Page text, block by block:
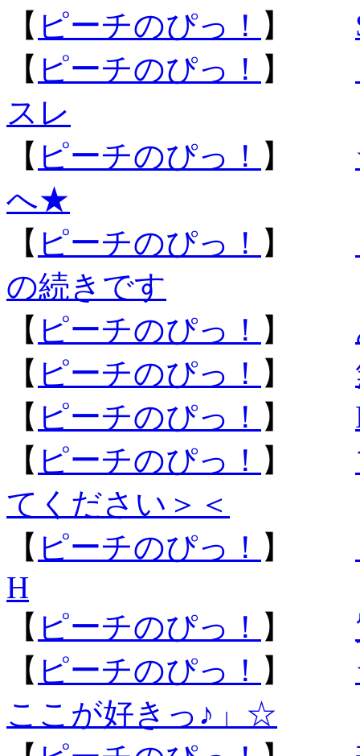
【 ピーチのぴっ！ 】
【 ピーチのぴっ！ 】
スレ
【 ピーチのぴっ！ 】
へ★
【 ピーチのぴっ！ 】
の続きです
【 ピーチのぴっ！ 】
【 ピーチのぴっ！ 】
【 ピーチのぴっ！ 】
【 ピーチのぴっ！ 】
てください＞＜
【 ピーチのぴっ！ 】
H
【 ピーチのぴっ！ 】
【 ピーチのぴっ！ 】
ここが好きっ♪」☆